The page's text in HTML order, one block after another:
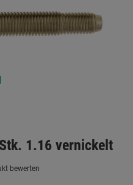
1.16 vernickelt
bewerten